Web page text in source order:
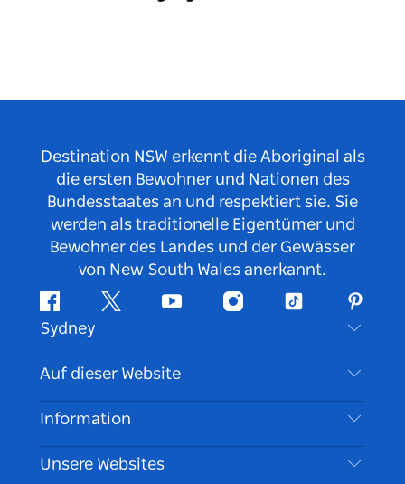
Destination NSW erkennt die Aboriginal als
die ersten Bewohner und Nationen des
Bundesstaates an und respektiert sie. Sie
werden als traditionelle Eigentümer und
Bewohner des Landes und der Gewässer
von New South Wales anerkannt.
FacebookTwitter YouTubeInstagramTikTok
Sydney
Kontaktieren Sie uns
Haftungsausschluss
Cookie Notice
Auf dieser Website
Reiseziele
Aktivitäten
Information
Reiseinformationen
Unsere Websites